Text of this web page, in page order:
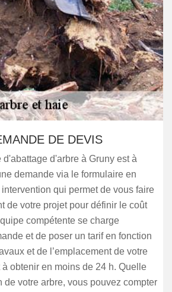
DE DEVIS
d'abattage d'arbre à Gruny est à
demande via le formulaire en
qui permet de vous faire
de votre projet pour définir le coût
compétente se charge
et de poser un tarif en fonction
et de l’emplacement de votre
obtenir en moins de 24 h. Quelle
de votre arbre, vous pouvez compter